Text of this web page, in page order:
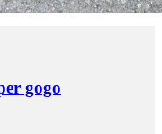
gogo